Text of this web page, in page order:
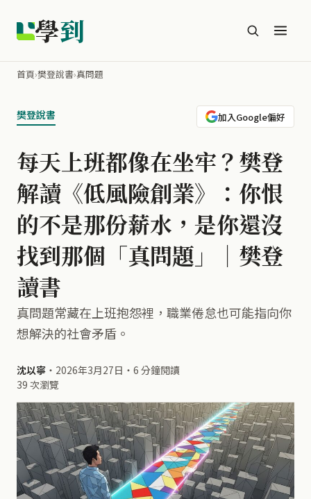
學到
首頁›樊登說書›真問題
樊登說書 加入Google偏好
每天上班都像在坐牢？樊登
解讀《低風險創業》：你恨
的不是那份薪水，是你還沒
找到那個「真問題」｜樊登
讀書
真問題常藏在上班抱怨裡，職業倦怠也可能指向你
想解決的社會矛盾。
沈以寧 ・ 2026年3月27日 ・ 6 分鐘閱讀
39 次瀏覽